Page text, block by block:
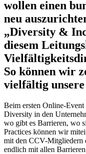
wollen einen
neu
„Diversity &
diesem
So können wir
vielfältig
Beim ersten Online-
Diversity in den
wo gibt es Barrieren, wo
Practices können wir
mit den CCV-Mitgliedern
endlich mit allen